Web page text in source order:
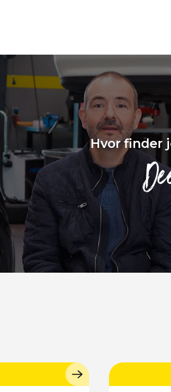
Hvor finder